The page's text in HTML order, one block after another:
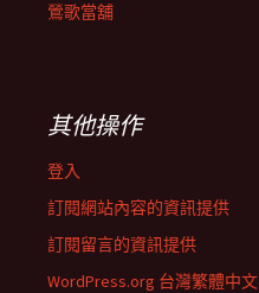
鶯歌當舖
其他操作
登入
訂閱網站內容的資訊提供
訂閱留言的資訊提供
WordPress.org 台灣繁體中文